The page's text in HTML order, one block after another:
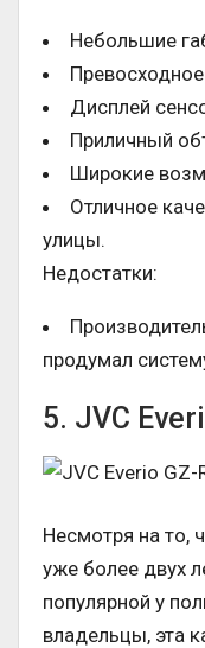
Небольшие
Дисплей
Приличный
Широкие
Отличное
улицы.
Недостатки:
продумал
5. JVC
Несмотря на то,
уже более двух
популярной у
владельцы, эта